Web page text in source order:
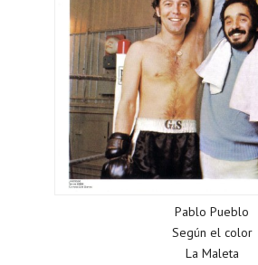
Pablo Pueblo
Según el color
La Maleta